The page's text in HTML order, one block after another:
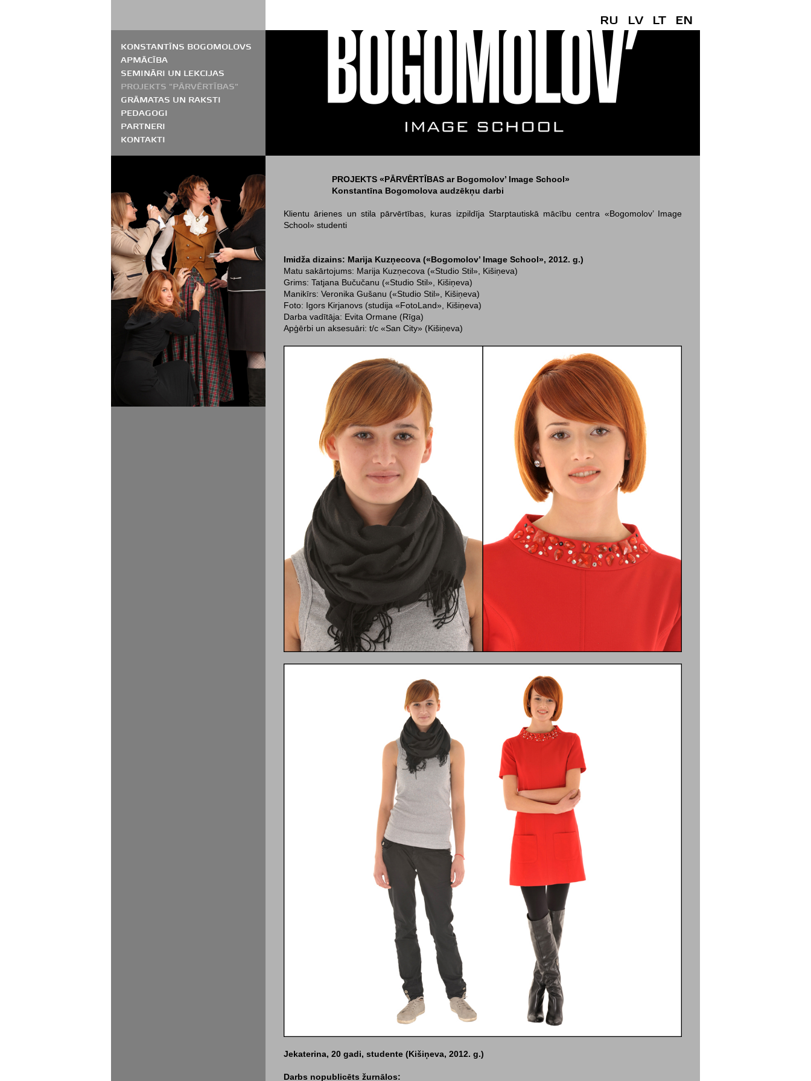
RU LV LT EN
KONSTANTĪNS BOGOMOLOVS
APMĀCĪBA
SEMINĀRI UN LEKCIJAS
PROJEKTS "PĀRVĒRTĪBAS"
GRĀMATAS UN RAKSTI
PEDAGOGI
PARTNERI
KONTAKTI
PROJEKTS «PĀRVĒRTĪBAS ar Bogomolov’ Image School»
Konstantīna Bogomolova audzēkņu darbi
Klientu ārienes un stila pārvērtības, kuras izpildīja Starptautiskā mācību centra «Bogomolov’ Image
School» studenti
Imidža dizains: Marija Kuzņecova («Bogomolov’ Image School», 2012. g.)
Matu sakārtojums: Marija Kuzņecova («Studio Stil», Kišiņeva)
Grims: Tatjana Bučučanu («Studio Stil», Kišiņeva)
Manikīrs: Veronika Gušanu («Studio Stil», Kišiņeva)
Foto: Igors Kirjanovs (studija «FotoLand», Kišiņeva)
Darba vadītāja: Evita Ormane (Rīga)
Apģērbi un aksesuāri: t/c «San City» (Kišiņeva)
Jekaterina, 20 gadi, studente (Kišiņeva, 2012. g.)
Darbs nopublicēts žurnālos: